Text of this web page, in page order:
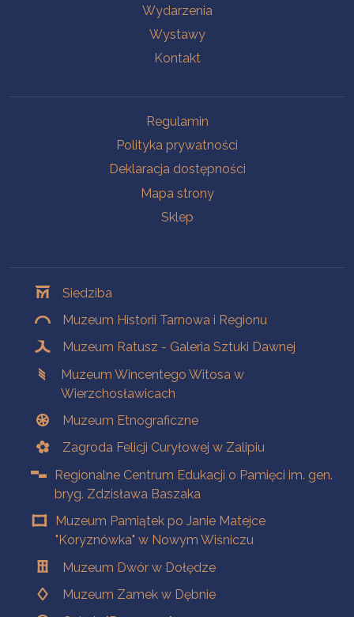
Wydarzenia
Wystawy
Kontakt
Regulamin
Polityka prywatności
Deklaracja dostępności
Mapa strony
Sklep
Siedziba
Muzeum Historii Tarnowa i Regionu
Muzeum Ratusz - Galeria Sztuki Dawnej
Muzeum Wincentego Witosa w
Wierzchosławicach
Muzeum Etnograficzne
Zagroda Felicji Curyłowej w Zalipiu
Regionalne Centrum Edukacji o Pamięci im. gen.
bryg. Zdzisława Baszaka
Muzeum Pamiątek po Janie Matejce
"Koryznówka" w Nowym Wiśniczu
Muzeum Dwór w Dołędze
Muzeum Zamek w Dębnie